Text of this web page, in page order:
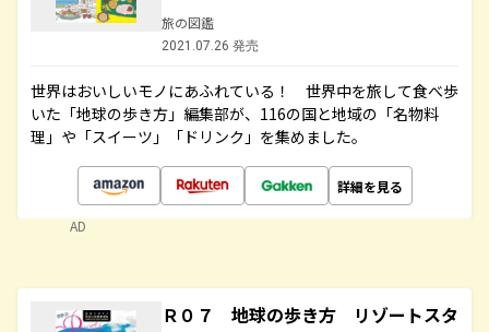
旅の図鑑
2021.07.26 発売
世界はおいしいモノにあふれている！ 世界中を旅して食べ歩
いた「地球の歩き方」編集部が、116の国と地域の「名物料
理」や「スイーツ」「ドリンク」を集めました。
詳細を見る
AD
Ｒ０７ 地球の歩き方 リゾートスタ